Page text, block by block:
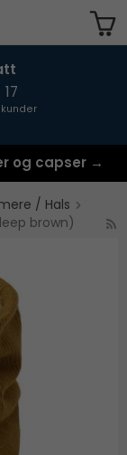
17
og capser →
/ Hals
brown)